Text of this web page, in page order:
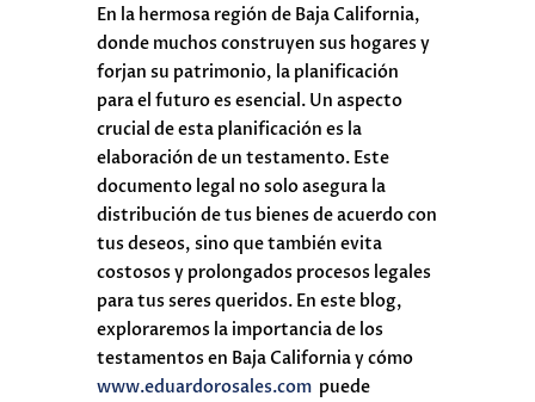
En la hermosa región de Baja California,
donde muchos construyen sus hogares y
forjan su patrimonio, la planificación
para el futuro es esencial. Un aspecto
crucial de esta planificación es la
elaboración de un testamento. Este
documento legal no solo asegura la
distribución de tus bienes de acuerdo con
tus deseos, sino que también evita
costosos y prolongados procesos legales
para tus seres queridos. En este blog,
exploraremos la importancia de los
testamentos en Baja California y cómo
www.eduardorosales.compuede